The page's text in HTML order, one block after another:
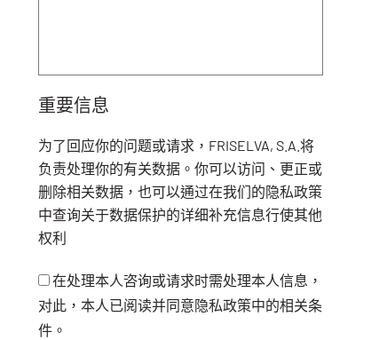
重要信息
为了回应你的问题或请求，FRISELVA, S.A.将
负责处理你的有关数据。你可以访问、更正或
删除相关数据，也可以通过在我们的隐私政策
中查询关于数据保护的详细补充信息行使其他
权利
在处理本人咨询或请求时需处理本人信息，
对此，本人已阅读并同意隐私政策中的相关条
件。